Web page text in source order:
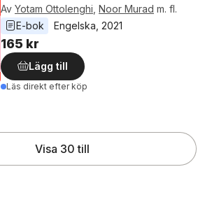
Av Yotam Ottolenghi Noor Murad m. fl.
E-bok
Engelska 2021
165 kr
Lägg till
Läs direkt efter köp
Visa 30 till